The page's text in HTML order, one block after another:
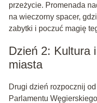
przeżycie. Promenada
na wieczorny spacer,
zabytki i poczuć magię
Dzień 2: Kultura
miasta
Drugi dzień rozpocznij
Parlamentu